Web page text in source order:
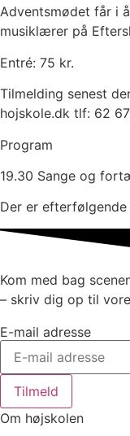
Adventsmødet får i
musiklærer på
Entré: 75 kr.
Tilmelding senest
hojskole.dk tlf: 62
Program
19.30 Sange og
Der er
Kom med bag
– skriv dig op til
E-mail adresse
Tilmeld
Om højskolen